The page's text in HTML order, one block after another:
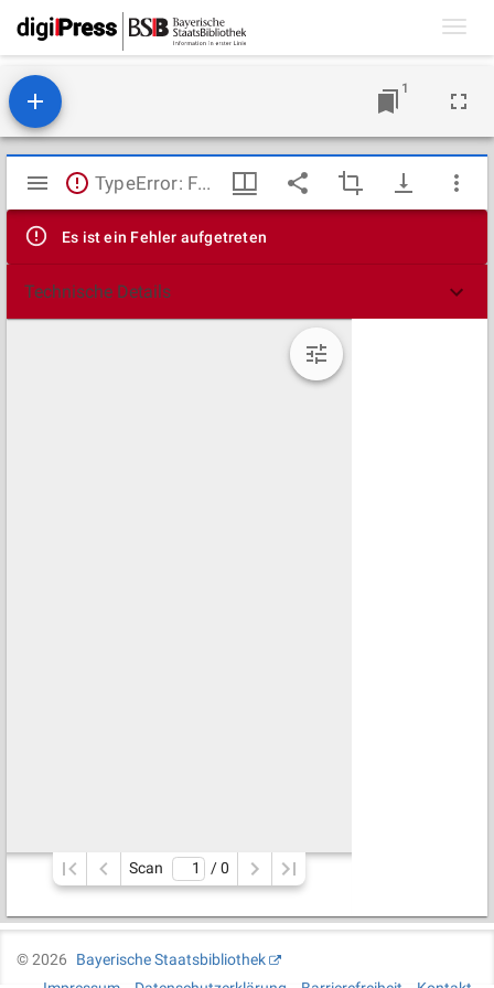
1
Mirador
Viewer
TypeError: Failed to fetch
Es ist ein Fehler aufgetreten
Technische Details
Scan / 0
©2026
Bayerische Staatsbibliothek